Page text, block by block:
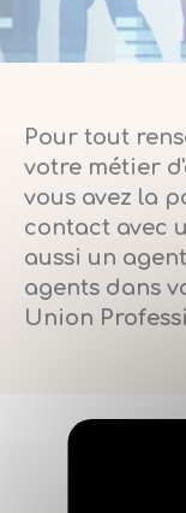
Pour tout
votre métier
vous avez la
contact avec
aussi un
agents dans
Union